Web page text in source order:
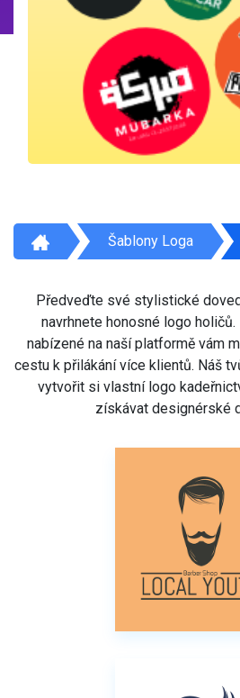
Šablony Loga
Předveďte své stylistické
navrhnete honosné logo
nabízené na naší platformě vám
cestu k přilákání více klientů. Náš
vytvořit si vlastní logo
získávat designérské